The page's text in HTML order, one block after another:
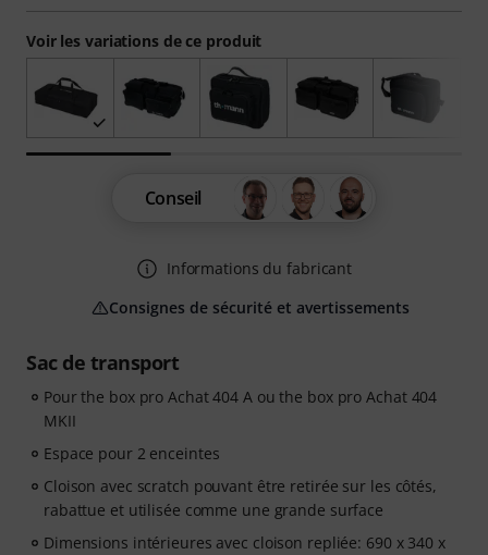
Sac de transport
Pour the box pro Achat 404 A ou the box pro Achat 404
MKII
Espace pour 2 enceintes
Cloison avec scratch pouvant être retirée sur les côtés,
rabattue et utilisée comme une grande surface
Dimensions intérieures avec cloison repliée: 690 x 340 x
Voir les variations de ce produit
Conseil
Informations du fabricant
Consignes de sécurité et avertissements